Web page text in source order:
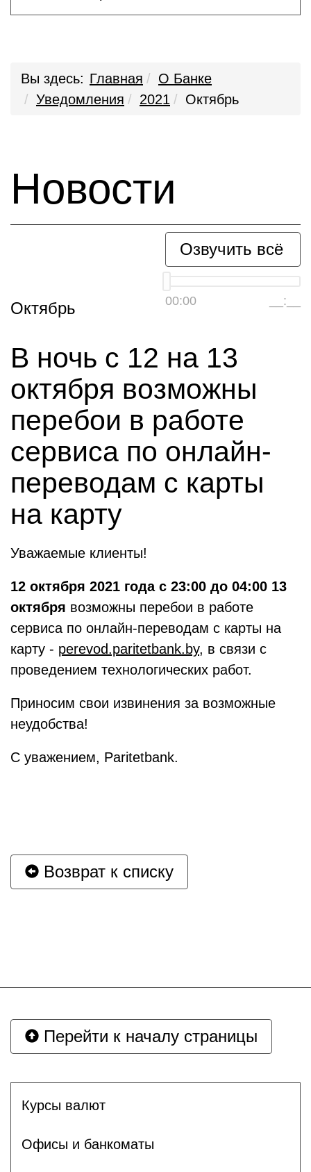
Вы здесь: Главная
О Банке
Уведомления
2021 Октябрь
Новости
Озвучить всё
00:00 __:__
Октябрь
В ночь с 12 на 13
октября возможны
перебои в работе
сервиса по онлайн-
переводам с карты
на карту
Уважаемые клиенты!
12 октября 2021 года с 23:00 до 04:00 13
октября возможны перебои в работе
сервиса по онлайн-переводам с карты на
карту - perevod.paritetbank.by, в связи с
проведением технологических работ.
Приносим свои извинения за возможные
неудобства!
С уважением, Paritetbank.
Возврат к списку
Перейти к началу страницы
Курсы валют
Офисы и банкоматы